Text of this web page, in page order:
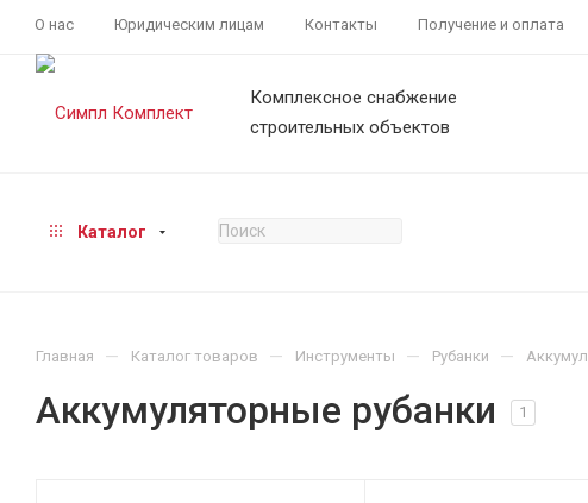
О нас Юридическим лицам Контакты Получение и оплата
Комплексное снабжение
строительных объектов
Каталог
Главная — Каталог товаров — Инструменты — Рубанки —
Аккумуляторные рубанки 1